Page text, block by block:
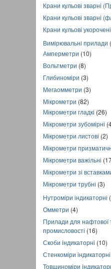
Крани кульові зварні
Крани кульові зварні
Крани кульові укорочені
Вимірювальні прилади
Амперметри (10)
Вольтметри (8)
Глибиноміри (3)
Мегаомметри (3)
Мікрометри (82)
Мікрометри гладкі (26)
Мікрометри зубомірні
Мікрометри листові (2)
Мікрометри
Мікрометри важільні
Мікрометри зі
Мікрометри трубні (3)
Нутроміри індикаторні
Омметри (4)
Прилади для нафтової
промисловості (16)
Скоби індикаторні (10)
Стенкоміри індикаторні
Товщиноміри